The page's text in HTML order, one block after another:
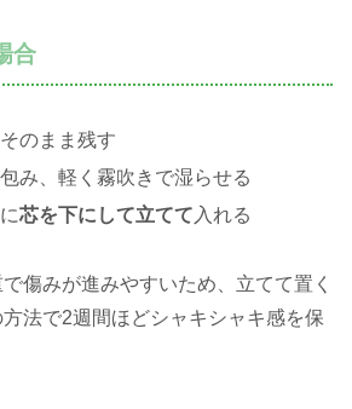
合
のまま残す
み、軽く霧吹きで湿らせる
芯を下にして立てて入れる
傷みが進みやすいため、立てて置く
法で2週間ほどシャキシャキ感を保